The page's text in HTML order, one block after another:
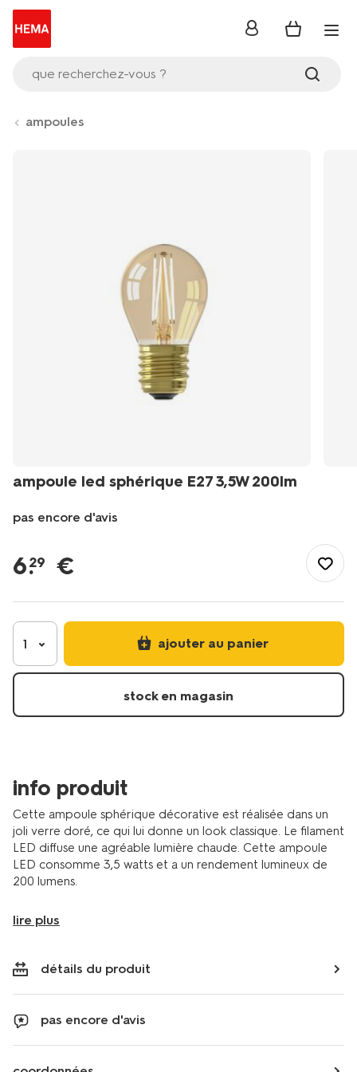
que recherchez-vous ?
se
ampoules
ampoule led sphérique E27 3,5W 200lm
pas encore d'avis
fr/maison-
deco/bricolage/eclairage/ampoule-
spherique-
e27-
35w-
20070042.html
6.
29 €
1 ajouter au panier
stock en magasin
info produit
Cette ampoule sphérique décorative est réalisée dans un
joli verre doré, ce qui lui donne un look classique. Le filament
LED diffuse une agréable lumière chaude. Cette ampoule
LED consomme 3,5 watts et a un rendement lumineux de
200 lumens.
lire plus
détails du produit
pas encore d'avis